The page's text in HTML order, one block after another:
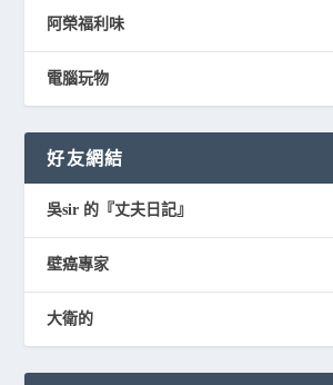
阿榮福利味
電腦玩物
好友網結
吳sir 的『丈夫日記』
壁癌專家
大衛的